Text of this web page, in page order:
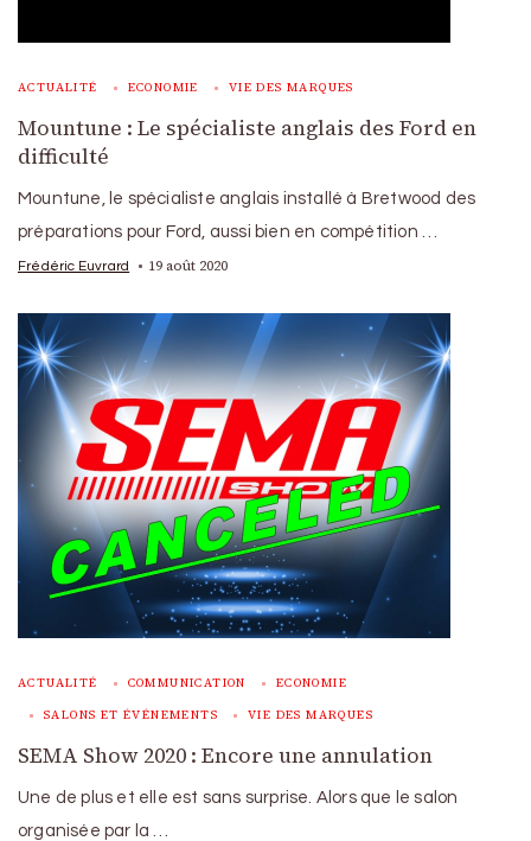
ACTUALITÉ ECONOMIE VIE DES MARQUES
Mountune : Le spécialiste anglais des Ford en
difficulté
Mountune, le spécialiste anglais installé à Bretwood des
préparations pour Ford, aussi bien en compétition …
Frédéric Euvrard 19 août 2020
ACTUALITÉ COMMUNICATION ECONOMIE
SALONS ET ÉVÉNEMENTS VIE DES MARQUES
SEMA Show 2020 : Encore une annulation
Une de plus et elle est sans surprise. Alors que le salon
organisée par la …